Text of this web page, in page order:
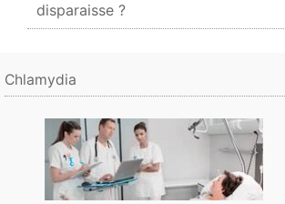
disparaisse ?
Chlamydia